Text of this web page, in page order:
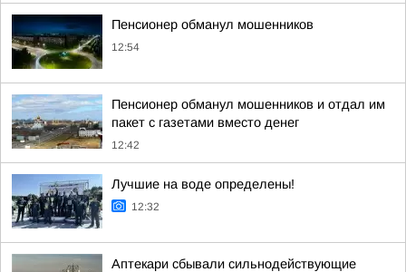
Пенсионер обманул мошенников
12:54
Пенсионер обманул мошенников и отдал им
пакет с газетами вместо денег
12:42
Лучшие на воде определены!
12:32
Аптекари сбывали сильнодействующие